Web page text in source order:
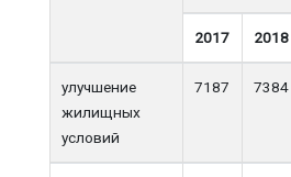
2017
2018
улучшение
жилищных
условий
7187 7384